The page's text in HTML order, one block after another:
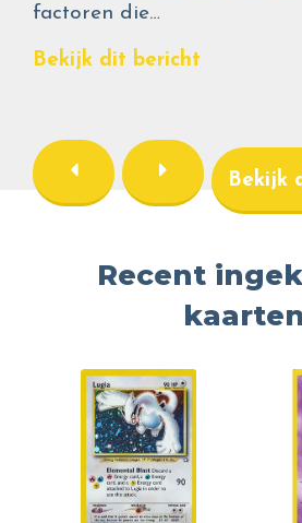
factoren die…
Bekijk dit bericht
Bekijk
Recent
kaarten